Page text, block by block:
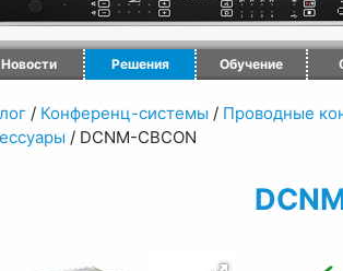
Новости Решения Обучение
/ Конференц-системы / Проводные
/ DCNM-CBCON